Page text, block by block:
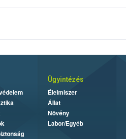
élelmiszerek jelölésén a
Ügyintézés
Élelmiszer
Állat
Növény
Labor/Egyéb